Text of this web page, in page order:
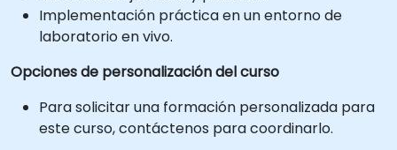
Implementación práctica en un entorno de
laboratorio en vivo.
Opciones de personalización del curso
Para solicitar una formación personalizada para
este curso, contáctenos para coordinarlo.